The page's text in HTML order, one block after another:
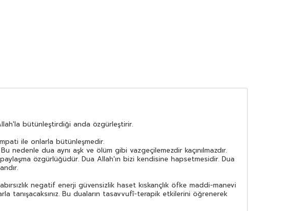
Herkesten
paylaşma
stres
bütünleştirdiği anda özgürleştirir.
ile onlarla bütünleşmedir.
nedenle dua aynı aşk ve ölüm gibi vazgeçilemezdir kaçınılmazdır.
özgürlüğüdür. Dua Allah'ın bizi kendisine hapsetmesidir. Dua
negatif enerji güvensizlik haset kıskançlık öfke maddi-manevi
tanışacaksınız. Bu duaların tasavvufî-terapik etkilerini öğrenerek